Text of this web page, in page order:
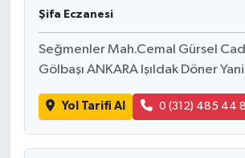
Şifa Eczanesi
Seğmenler Mah.Cemal Gürsel
Gölbaşı ANKARA Işıldak Döner Yani
Yol Tarifi Al 0 (312) 485 44